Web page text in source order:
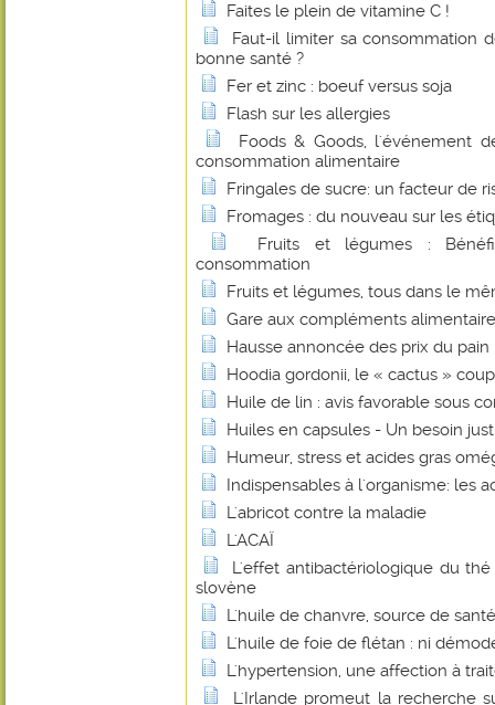
Faites le plein de vitamine C !
Faut-il limiter sa consommation
bonne santé ?
Fer et zinc : boeuf versus soja
Flash sur les allergies
Foods & Goods, l'événement
consommation alimentaire
Fringales de sucre: un facteur de
Fromages : du nouveau sur les
Fruits et légumes :
consommation
Fruits et légumes, tous dans le
Gare aux compléments
Hausse annoncée des prix du pain
Hoodia gordonii, le « cactus »
Huile de lin : avis favorable sous
Huiles en capsules - Un besoin
Humeur, stress et acides gras
Indispensables à l'organisme: les
L'abricot contre la maladie
L'ACAÏ
L'effet antibactériologique du
slovène
L'huile de chanvre, source de
L'huile de foie de flétan : ni
L'hypertension, une affection à
L'Irlande promeut la recherche